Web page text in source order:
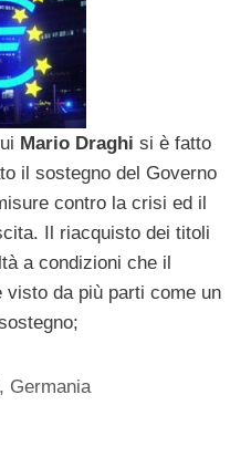
Mario Draghi si è fatto
il sostegno del Governo
contro la crisi ed il
Il riacquisto dei titoli
a condizioni che il
visto da più parti come un
, Germania